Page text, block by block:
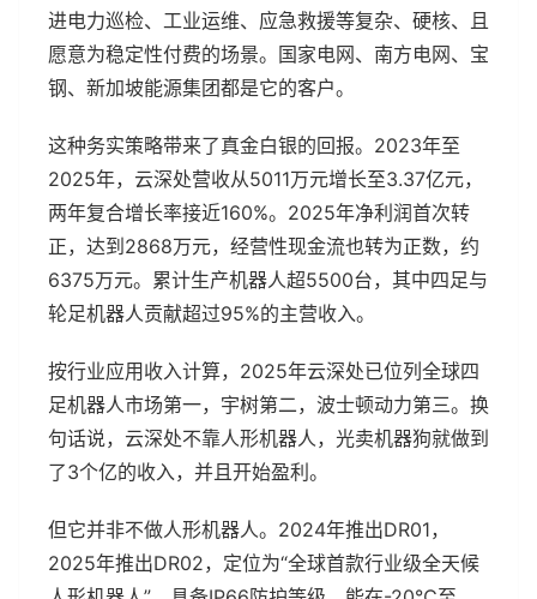
进电力巡检、工业运维、应急救援等复杂、硬核、且
愿意为稳定性付费的场景。国家电网、南方电网、宝
钢、新加坡能源集团都是它的客户。
这种务实策略带来了真金白银的回报。2023年至
2025年，云深处营收从5011万元增长至3.37亿元，
两年复合增长率接近160%。2025年净利润首次转
正，达到2868万元，经营性现金流也转为正数，约
6375万元。累计生产机器人超5500台，其中四足与
轮足机器人贡献超过95%的主营收入。
按行业应用收入计算，2025年云深处已位列全球四
足机器人市场第一，宇树第二，波士顿动力第三。换
句话说，云深处不靠人形机器人，光卖机器狗就做到
了3个亿的收入，并且开始盈利。
但它并非不做人形机器人。2024年推出DR01，
2025年推出DR02，定位为“全球首款行业级全天候